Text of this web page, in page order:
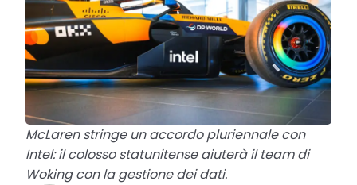
McLaren stringe un accordo pluriennale con
Intel: il colosso statunitense aiuterà il team di
Woking con la gestione dei dati.